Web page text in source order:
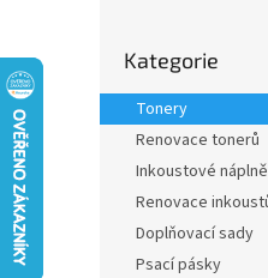
r
a
kategorie
Kategorie
Tonery
Renovace tonerů
Inkoustové náplně
Renovace
Doplňovací sady
Psací pásky